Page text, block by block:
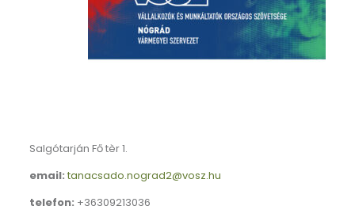
Salgótarján Fő tèr 1.
email: tanacsado.nograd2@vosz.hu
telefon: +36309213036